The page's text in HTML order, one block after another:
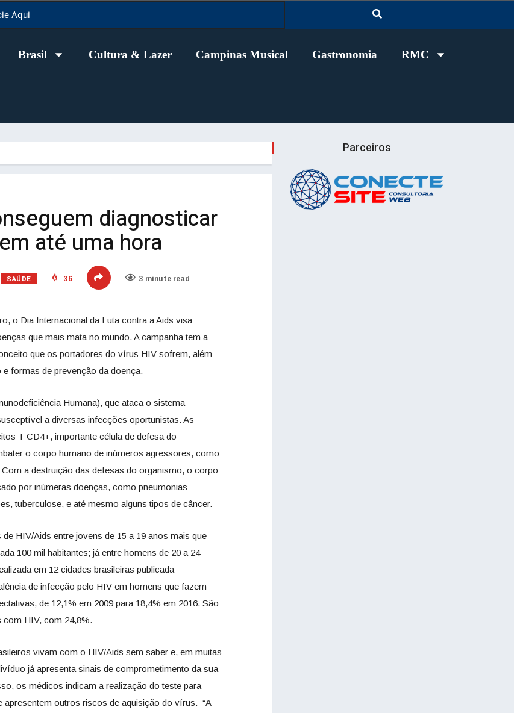
Aqui
Brasil Cultura & Lazer Campinas Musical Gastronomia RMC
diagnosticar
até uma hora
SAÚDE 36 3 minute read
o Dia Internacional da Luta contra a Aids visa
que mais mata no mundo. A campanha tem a
que os portadores do vírus HIV sofrem, além
formas de prevenção da doença.
Humana), que ataca o sistema
a diversas infecções oportunistas. As
T CD4+, importante célula de defesa do
o corpo humano de inúmeros agressores, como
a destruição das defesas do organismo, o corpo
por inúmeras doenças, como pneumonias
tuberculose, e até mesmo alguns tipos de câncer.
HIV/Aids entre jovens de 15 a 19 anos mais que
100 mil habitantes; já entre homens de 20 a 24
em 12 cidades brasileiras publicada
de infecção pelo HIV em homens que fazem
de 12,1% em 2009 para 18,4% em 2016. São
com HIV, com 24,8%.
vivam com o HIV/Aids sem saber e, em muitas
já apresenta sinais de comprometimento da sua
os médicos indicam a realização do teste para
outros riscos de aquisição do vírus. “A
Parceiros